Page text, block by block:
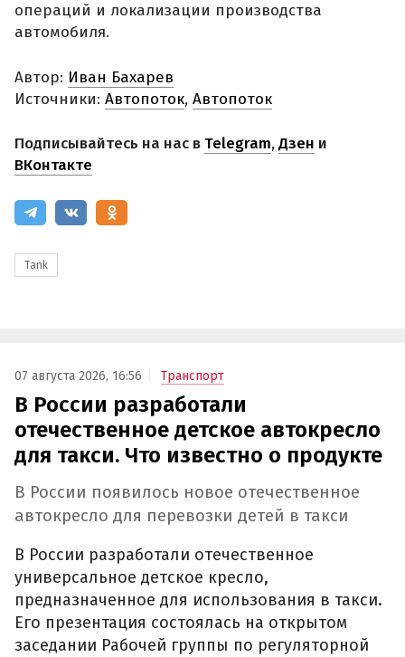
операций и локализации производства
автомобиля.
Автор: Иван Бахарев
Источники: Автопоток, Автопоток
Подписывайтесь на нас в Telegram,Дзен и
ВКонтакте
Tank
07 августа 2026, 16:56 Транспорт
В России разработали
отечественное детское автокресло
для такси. Что известно о продукте
В России появилось новое отечественное
автокресло для перевозки детей в такси
В России разработали отечественное
универсальное детское кресло,
предназначенное для использования в такси.
Его презентация состоялась на открытом
заседании Рабочей группы по регуляторной